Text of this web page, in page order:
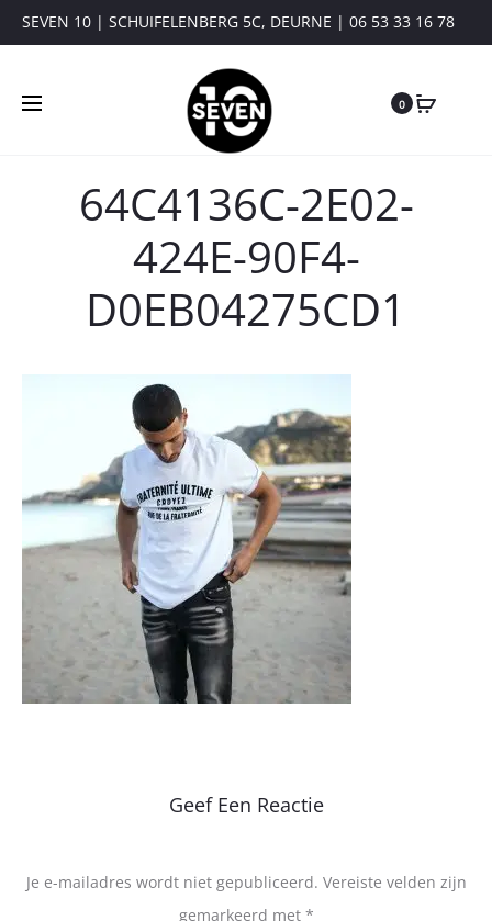
SEVEN 10 | SCHUIFELENBERG 5C, DEURNE | 06 53 33 16 78
0
64C4136C-2E02-
424E-90F4-
D0EB04275CD1
Geef Een Reactie
Je e-mailadres wordt niet gepubliceerd. Vereiste velden zijn
gemarkeerd met *